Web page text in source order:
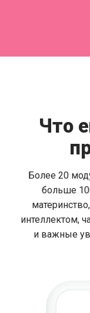
Что
Более 20
больше
интеллектом,
и важные